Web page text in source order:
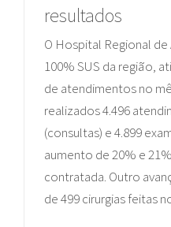
resultados
O Hospital Regional de
100% SUS da região,
de atendimentos no
realizados 4.496
(consultas) e 4.899
aumento de 20% e
contratada. Outro
de 499 cirurgias feitas